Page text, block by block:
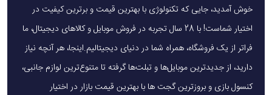
خوش آمدید، جایی که تکنولوژی با بهترین قیمت و برترین کیفیت در
اختیار شماست! با 28 سال تجربه در فروش موبایل و کالاهای دیجیتال، ما
فراتر از یک فروشگاه، همراه شما در دنیای دیجیتالیم.اینجا، هر آنچه نیاز
دارید، از جدیدترین موبایل‌ها و تبلت‌ها گرفته تا متنوع‌ترین لوازم جانبی،
کنسول بازی و بروزترین گجت ها با بهترین قیمت بازار در اختیار